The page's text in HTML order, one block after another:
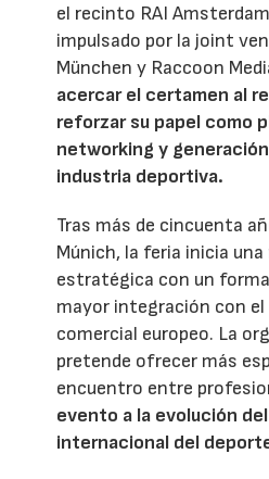
el recinto RAI
impulsado por la joint
München y Raccoon
acercar el certamen al
reforzar su papel como
networking y
industria deportiva.
Tras más de cincuenta
Múnich, la feria inicia
estratégica con un
mayor integración con
comercial europeo. La
pretende ofrecer más
encuentro entre
evento a la evolución
internacional del